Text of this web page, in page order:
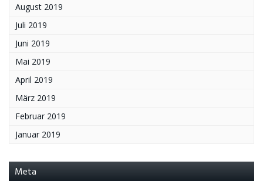
August 2019
Juli 2019
Juni 2019
Mai 2019
April 2019
März 2019
Februar 2019
Januar 2019
Meta